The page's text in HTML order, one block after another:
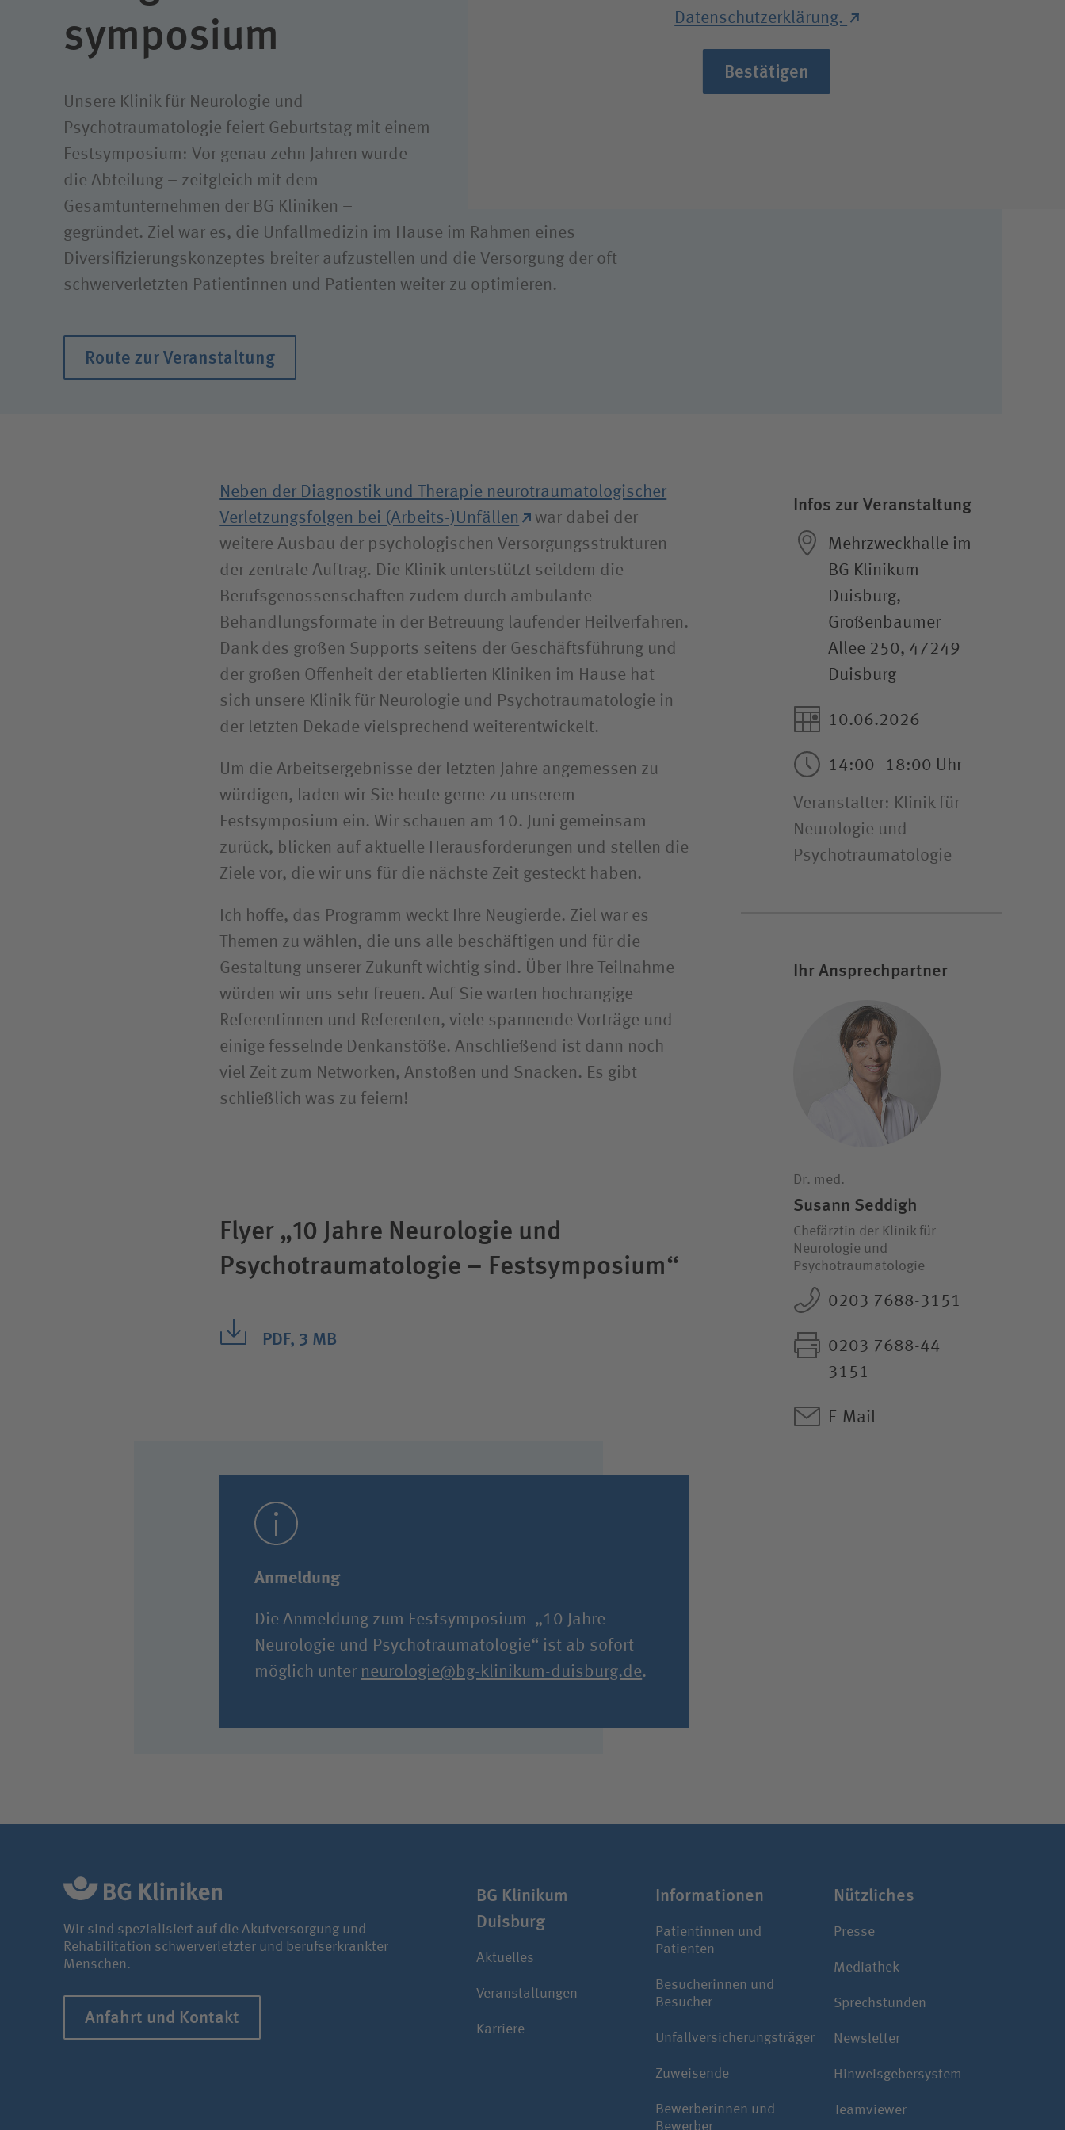
Sozialdienst und FamilialeDatenschutzerklärung.
Bestätigen
symposium
Unsere Klinik für Neurologie und
Psychotraumatologie feiert Geburtstag mit einem
Festsymposium: Vor genau zehn Jahren wurde
die Abteilung – zeitgleich mit dem
Gesamtunternehmen der BG Kliniken –
gegründet. Ziel war es, die Unfallmedizin im Hause im Rahmen eines
Diversifizierungskonzeptes breiter aufzustellen und die Versorgung der oft
schwerverletzten Patientinnen und Patienten weiter zu optimieren.
Route zur Veranstaltung
Infos zur Veranstaltung
Mehrzweckhalle im
BG Klinikum
Duisburg,
Großenbaumer
Allee 250, 47249
Duisburg
10.06.2026
14:00–18:00 Uhr
Veranstalter: Klinik für
Neurologie und
Psychotraumatologie
Ihr Ansprechpartner
Dr. med.
Susann Seddigh
Chefärztin der Klinik für
Neurologie und
Psychotraumatologie
0203 7688-3151
0203 7688-44
3151
E-Mail
Neben der Diagnostik und Therapie neurotraumatologischer
Verletzungsfolgen bei (Arbeits-)Unfällen
war dabei der
weitere Ausbau der psychologischen Versorgungsstrukturen
der zentrale Auftrag. Die Klinik unterstützt seitdem die
Berufsgenossenschaften zudem durch ambulante
Behandlungsformate in der Betreuung laufender Heilverfahren.
Dank des großen Supports seitens der Geschäftsführung und
der großen Offenheit der etablierten Kliniken im Hause hat
sich unsere Klinik für Neurologie und Psychotraumatologie in
der letzten Dekade vielsprechend weiterentwickelt.
Um die Arbeitsergebnisse der letzten Jahre angemessen zu
würdigen, laden wir Sie heute gerne zu unserem
Festsymposium ein. Wir schauen am 10. Juni gemeinsam
zurück, blicken auf aktuelle Herausforderungen und stellen die
Ziele vor, die wir uns für die nächste Zeit gesteckt haben.
Ich hoffe, das Programm weckt Ihre Neugierde. Ziel war es
Themen zu wählen, die uns alle beschäftigen und für die
Gestaltung unserer Zukunft wichtig sind. Über Ihre Teilnahme
würden wir uns sehr freuen. Auf Sie warten hochrangige
Referentinnen und Referenten, viele spannende Vorträge und
einige fesselnde Denkanstöße. Anschließend ist dann noch
viel Zeit zum Networken, Anstoßen und Snacken. Es gibt
schließlich was zu feiern!
Flyer „10 Jahre Neurologie und
Psychotraumatologie – Festsymposium“
PDF, 3 MB
Anmeldung
Die Anmeldung zum Festsymposium „10 Jahre
Neurologie und Psychotraumatologie“ ist ab sofort
möglich unter neurologie@bg-klinikum-duisburg.de.
Wir sind spezialisiert auf die Akutversorgung und
Rehabilitation schwerverletzter und berufserkrankter
Menschen.
Anfahrt und Kontakt
BG Klinikum
Duisburg
Aktuelles
Veranstaltungen
Karriere
Infor­ma­tionen
Patientinnen und
Patienten
Besucherinnen und
Besucher
Unfallversicherungsträger
Zuweisende
Bewerberinnen und
Bewerber
Nützliches
Presse
Mediathek
Sprechstunden
Newsletter
Hinweisgebersystem
Teamviewer